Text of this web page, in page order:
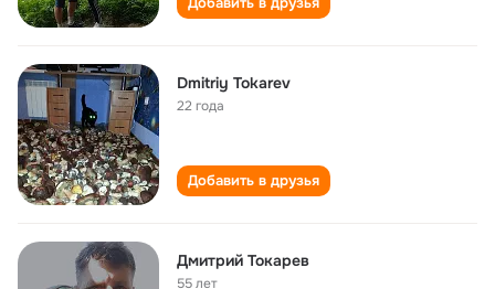
Dmitriy Tokarev
22 года
Добавить в друзья
Дмитрий Токарев
55 лет